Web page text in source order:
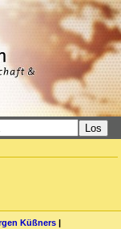
Los
Küßners |